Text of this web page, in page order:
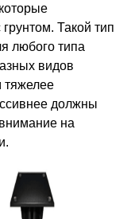
Такой тип
любого типа
видов
тяжелее
должны
на